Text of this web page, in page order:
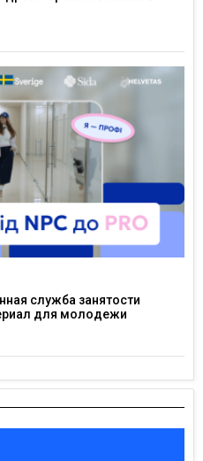
служба занятости
для молодежи